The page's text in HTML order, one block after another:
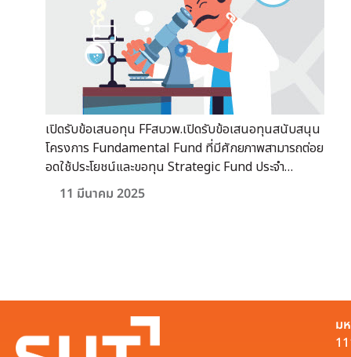
เปิดรับข้อเสนอทุน FFสบวพ.เปิดรับข้อเสนอทุนสนับสนุน
โครงการ Fundamental Fund ที่มีศักยภาพสามารถต่อย
อดใช้ประโยชน์และขอทุน Strategic Fund ประจำ
ปีงบประมาณ 2568เปิดรับข้อเสนอทุน FF
11 มีนาคม 2025
ม